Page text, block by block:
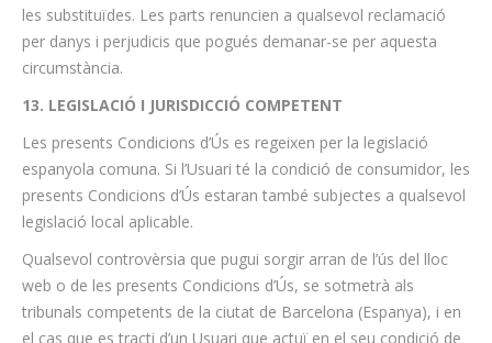
les substituïdes. Les parts renuncien a qualsevol reclamació
per danys i perjudicis que pogués demanar-se per aquesta
circumstància.
13. LEGISLACIÓ I JURISDICCIÓ COMPETENT
Les presents Condicions d’Ús es regeixen per la legislació
espanyola comuna. Si l’Usuari té la condició de consumidor, les
presents Condicions d’Ús estaran també subjectes a qualsevol
legislació local aplicable.
Qualsevol controvèrsia que pugui sorgir arran de l’ús del lloc
web o de les presents Condicions d’Ús, se sotmetrà als
tribunals competents de la ciutat de Barcelona (Espanya), i en
el cas que es tracti d’un Usuari que actuï en el seu condició de